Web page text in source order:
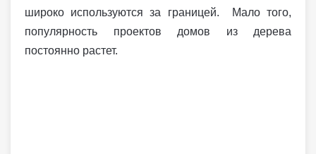
широко используются за границей. Мало того,
популярность проектов домов из дерева
постоянно растет.